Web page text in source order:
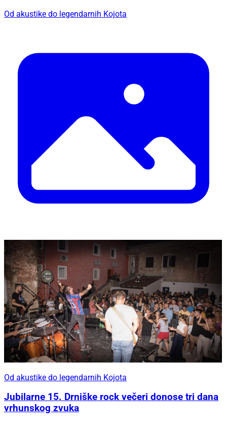
Od akustike do legendarnih Kojota
Od akustike do legendarnih Kojota
Jubilarne 15. Drniške rock večeri donose tri dana
vrhunskog zvuka